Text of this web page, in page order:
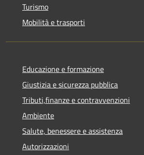
Turismo
Mobilità e trasporti
Educazione e formazione
Giustizia e sicurezza pubblica
Tributi,finanze e contravvenzioni
Ambiente
Salute, benessere e assistenza
Autorizzazioni